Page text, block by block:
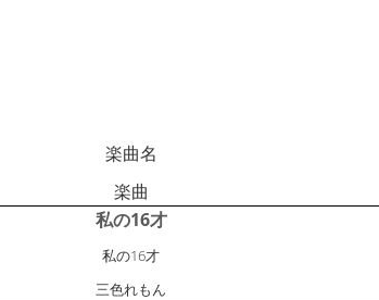
楽曲名
楽曲
私の16才
私の16才
三色れもん